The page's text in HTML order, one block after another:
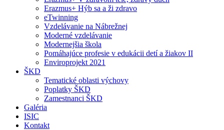
Erazmus+ Hýb sa a ži zdravo
eTwinning
Vzdelávanie na Nábrežnej
Moderné vzdelávanie
Modernejšia škola
Pomáhajúce profesie v edukácii detí a žiakov II
Enviroprojekt 2021
ŠKD
Tematické oblasti výchovy
Poplatky ŠKD
Zamestnanci ŠKD
Galéria
ISIC
Kontakt